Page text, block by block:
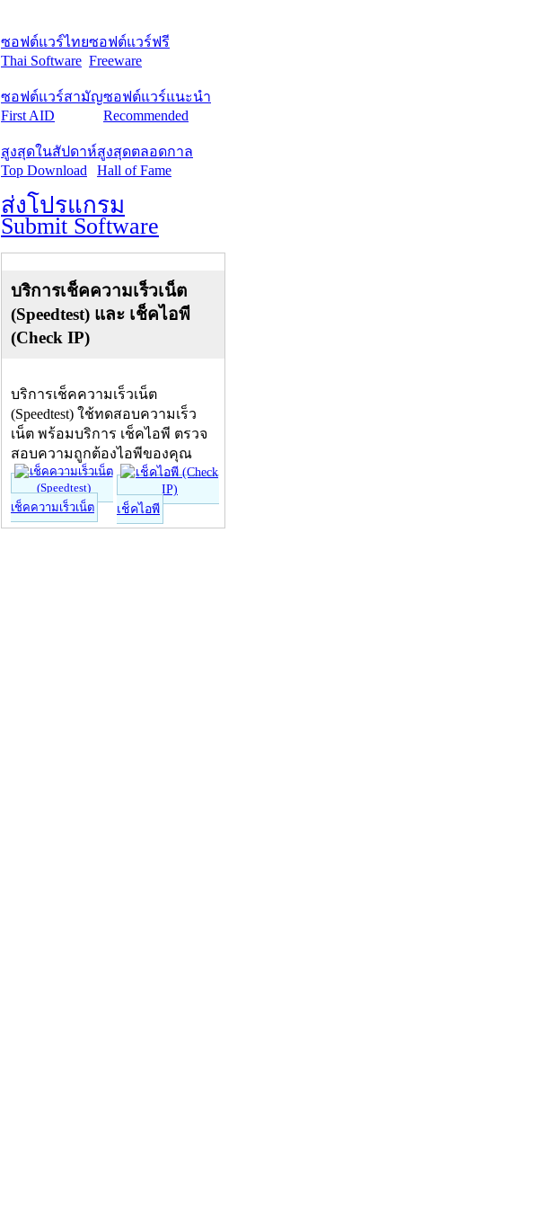
ซอฟต์แวร์ไทย
Thai Software
ซอฟต์แวร์ฟรี
Freeware
ซอฟต์แวร์สามัญ
First AID
ซอฟต์แวร์แนะนำ
Recommended
สูงสุดในสัปดาห์
Top Download
สูงสุดตลอดกาล
Hall of Fame
ส่งโปรแกรม
Submit Software
บริการเช็คความเร็วเน็ต
(Speedtest) และ เช็คไอพี
(Check IP)
บริการเช็คความเร็วเน็ต
(Speedtest) ใช้ทดสอบความเร็ว
เน็ต พร้อมบริการ เช็คไอพี ตรวจ
สอบความถูกต้องไอพีของคุณ
เช็คความเร็วเน็ต เช็คไอพี